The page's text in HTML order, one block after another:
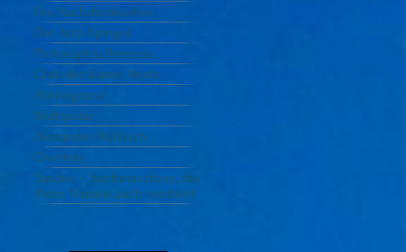
Die Nachdenkseiten
Der Anti-Spiegel
Philosophia Perensis
Club der klaren Worte
Hintergrund
Multipolar
Alexander Wallasch
Overton
Yandex – Suchmaschine, die
ihren Namen auch verdient